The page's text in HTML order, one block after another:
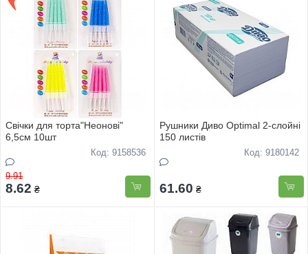
Свічки для торта"Неонові"
6,5см 10шт
Код: 9158536
9.91
8.62 ₴
Рушники Диво Optimal 2-слойні
150 листів
Код: 9180142
61.60 ₴